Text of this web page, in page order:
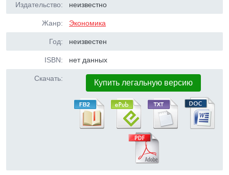
Издательство: неизвестно
Жанр: Экономика
Год: неизвестен
ISBN: нет данных
Скачать: Купить легальную версию